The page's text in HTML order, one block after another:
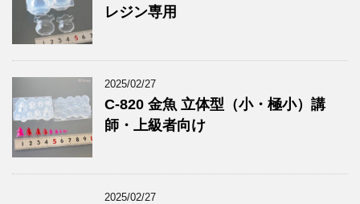
レジン専用
2025/02/27
C-820 金魚 立体型（小・極小）講
師・上級者向け
2025/02/27